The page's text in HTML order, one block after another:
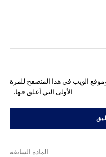
الويب في هذا المتصفح للمرة
الأولى التي أعلق فيها.
المادة السابقة